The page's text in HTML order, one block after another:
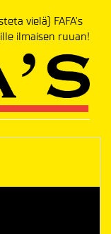
vielä) FAFA's
ilmaisen ruuan!